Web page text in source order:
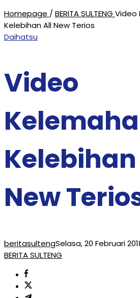
Homepage / BERITA SULTENG Video
Kelebihan All New Terios
Daihatsu
Video
New
beritasultengSelasa, 20 Februari
BERITA SULTENG